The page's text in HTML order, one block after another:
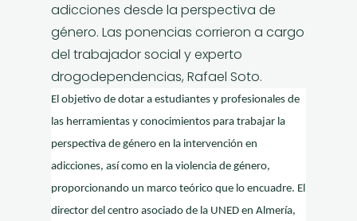
adicciones desde la perspectiva de
género. Las ponencias corrieron a cargo
del trabajador social y experto
drogodependencias, Rafael Soto.
El objetivo de dotar a estudiantes y profesionales de
las herramientas y conocimientos para trabajar la
perspectiva de género en la intervención en
adicciones, así como en la violencia de género,
proporcionando un marco teórico que lo encuadre. El
director del centro asociado de la UNED en Almería,